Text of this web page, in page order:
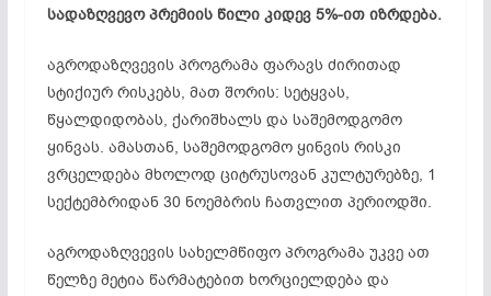
სადაზღვევო პრემიის წილი კიდევ 5%-ით იზრდება.
აგროდაზღვევის პროგრამა ფარავს ძირითად
სტიქიურ რისკებს, მათ შორის: სეტყვას,
წყალდიდობას, ქარიშხალს და საშემოდგომო
ყინვას. ამასთან, საშემოდგომო ყინვის რისკი
ვრცელდება მხოლოდ ციტრუსოვან კულტურებზე, 1
სექტემბრიდან 30 ნოემბრის ჩათვლით პერიოდში.
აგროდაზღვევის სახელმწიფო პროგრამა უკვე ათ
წელზე მეტია წარმატებით ხორციელდება და